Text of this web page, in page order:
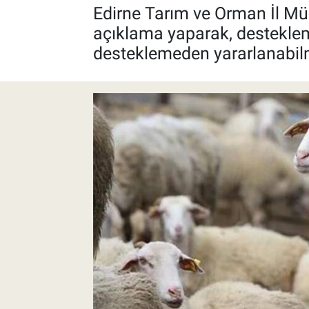
Edirne Tarım ve Orman İl
açıklama yaparak,
desteklemeden
Et fiyatları
Tarım Bilgisi
Yetiştirici Soruyor
Dünyada Tarım
Üretici Birlikleri
Şeker ve Şekerli Mamüller
Tahıllar ve Baklagiller